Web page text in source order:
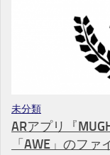
未分類
ARアプリ『
「AWE」のフ